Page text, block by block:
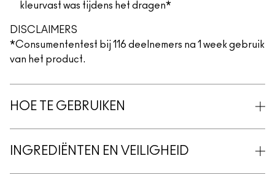
kleurvast was tijdens het dragen*
DISCLAIMERS
*Consumententest bij 116 deelnemers na 1 week gebruik
van het product.
HOE TE GEBRUIKEN
INGREDIËNTEN EN VEILIGHEID